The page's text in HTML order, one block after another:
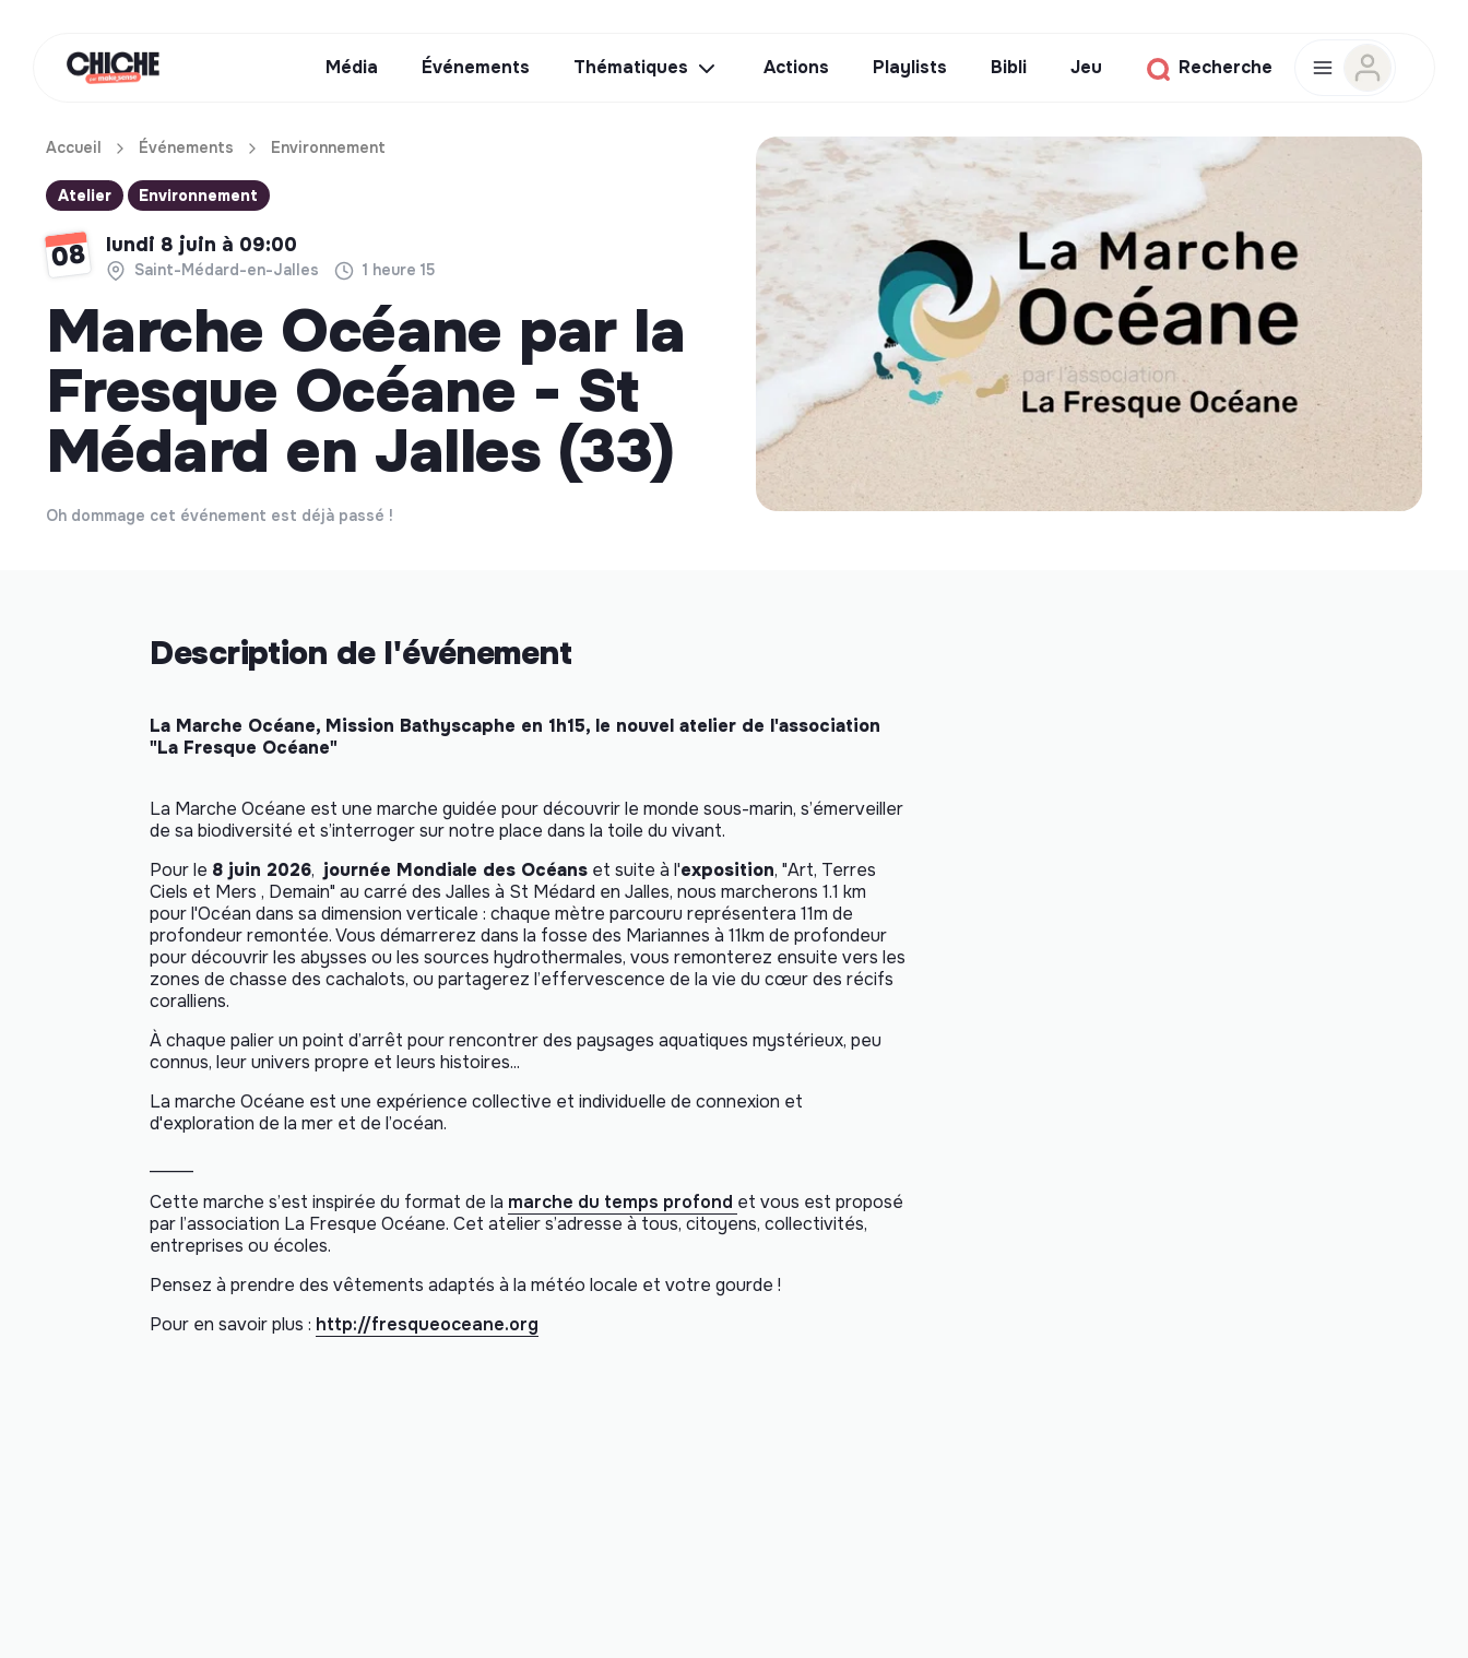
Média Événements Thématiques Actions Playlists Bibli Jeu Recherche
Accueil Événements Environnement
Atelier Environnement
08 lundi 8 juin à 09:00
Saint-Médard-en-Jalles 1 heure 15
Marche Océane par la
Fresque Océane - St
Médard en Jalles (33)
Oh dommage cet événement est déjà passé !
Description de l'événement
La Marche Océane, Mission Bathyscaphe en 1h15, le nouvel atelier de l'association
"La Fresque Océane"
La Marche Océane est une marche guidée pour découvrir le monde sous-marin, s’émerveiller
de sa biodiversité et s’interroger sur notre place dans la toile du vivant.
Pour le 8 juin 2026, journée Mondiale des Océans et suite à l'exposition, "Art, Terres
Ciels et Mers , Demain" au carré des Jalles à St Médard en Jalles, nous marcherons 1.1 km
pour l'Océan dans sa dimension verticale : chaque mètre parcouru représentera 11m de
profondeur remontée. Vous démarrerez dans la fosse des Mariannes à 11km de profondeur
pour découvrir les abysses ou les sources hydrothermales, vous remonterez ensuite vers les
zones de chasse des cachalots, ou partagerez l’effervescence de la vie du cœur des récifs
coralliens.
À chaque palier un point d’arrêt pour rencontrer des paysages aquatiques mystérieux, peu
connus, leur univers propre et leurs histoires...
La marche Océane est une expérience collective et individuelle de connexion et
d'exploration de la mer et de l’océan.
Cette marche s’est inspirée du format de la marche du temps profond et vous est proposé
par l’association La Fresque Océane. Cet atelier s’adresse à tous, citoyens, collectivités,
entreprises ou écoles.
Pensez à prendre des vêtements adaptés à la météo locale et votre gourde !
Pour en savoir plus : http://fresqueoceane.org